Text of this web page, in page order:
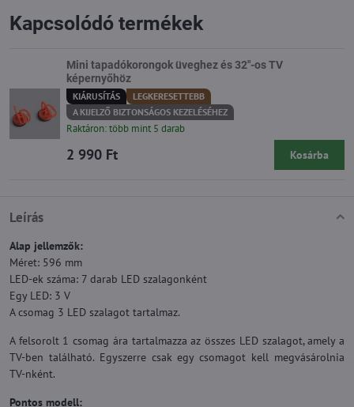
Leírás
Alap jellemzők:
Méret: 596 mm
LED-ek száma: 7 darab LED szalagonként
Egy LED: 3 V
A csomag 3 LED szalagot tartalmaz.
A felsorolt 1 csomag ára tartalmazza az összes LED szalagot, amely a
TV-ben található. Egyszerre csak egy csomagot kell megvásárolnia
TV-nként.
Pontos modell:
Kapcsolódó termékek
Mini tapadókorongok üveghez és 32"-os TV
képernyőhöz
KIÁRUSÍTÁS
LEGKERESETTEBB
A KIJELZŐ BIZTONSÁGOS KEZELÉSÉHEZ
Raktáron: több mint 5 darab
2 990 Ft Kosárba